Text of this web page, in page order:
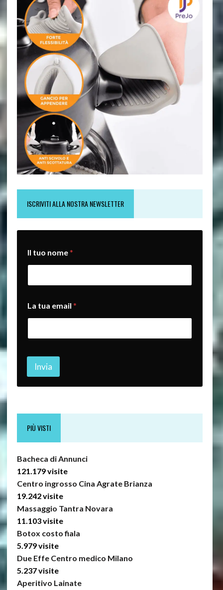
ISCRIVITI ALLA NOSTRA NEWSLETTER
Il tuo nome*
*
*
La tua email *
Invia
PIÙ VISTI
Bacheca di Annunci
121.179 visite
Centro ingrosso Cina Agrate Brianza
19.242 visite
Massaggio Tantra Novara
11.103 visite
Botox costo fiala
5.979 visite
Due Effe Centro medico Milano
5.237 visite
Aperitivo Lainate